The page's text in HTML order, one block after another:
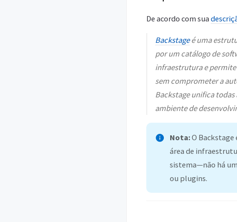
De acordo com sua
Backstageé uma
por um catálogo de
infraestrutura e permite
sem comprometer a
Backstage unifica
ambiente de
Nota:O
área de
sistema—não há
ou plugins.